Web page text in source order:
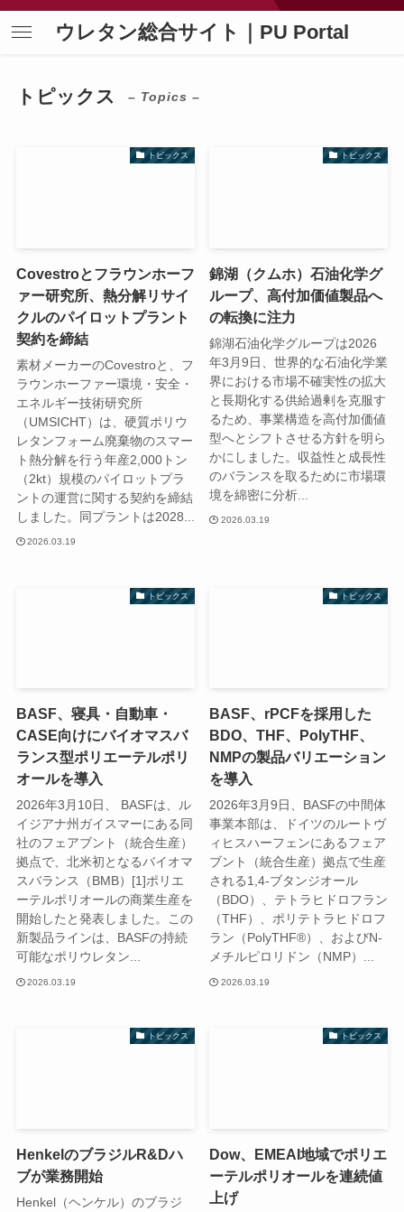
ウレタン総合サイト｜PU Portal
トピックス – Topics –
トピックス
Covestroとフラウンホーフ
ァー研究所、熱分解リサイ
クルのパイロットプラント
契約を締結
素材メーカーのCovestroと、フ
ラウンホーファー環境・安全・
エネルギー技術研究所
（UMSICHT）は、硬質ポリウ
レタンフォーム廃棄物のスマー
ト熱分解を行う年産2,000トン
（2kt）規模のパイロットプラ
ントの運営に関する契約を締結
しました。同プラントは2028...
2026.03.19
トピックス
錦湖（クムホ）石油化学グ
ループ、高付加価値製品へ
の転換に注力
錦湖石油化学グループは2026
年3月9日、世界的な石油化学業
界における市場不確実性の拡大
と長期化する供給過剰を克服す
るため、事業構造を高付加価値
型へとシフトさせる方針を明ら
かにしました。収益性と成長性
のバランスを取るために市場環
境を綿密に分析...
2026.03.19
トピックス
BASF、寝具・自動車・
CASE向けにバイオマスバ
ランス型ポリエーテルポリ
オールを導入
2026年3月10日、 BASFは、ル
イジアナ州ガイスマーにある同
社のフェアブント（統合生産）
拠点で、北米初となるバイオマ
スバランス（BMB）[1]ポリエ
ーテルポリオールの商業生産を
開始したと発表しました。この
新製品ラインは、BASFの持続
可能なポリウレタン...
2026.03.19
トピックス
BASF、rPCFを採用した
BDO、THF、PolyTHF、
NMPの製品バリエーション
を導入
2026年3月9日、BASFの中間体
事業本部は、ドイツのルートヴ
ィヒスハーフェンにあるフェア
ブント（統合生産）拠点で生産
される1,4-ブタンジオール
（BDO）、テトラヒドロフラン
（THF）、ポリテトラヒドロフ
ラン（PolyTHF®）、およびN-
メチルピロリドン（NMP）...
2026.03.19
トピックス
HenkelのブラジルR&Dハ
ブが業務開始
Henkel（ヘンケル）のブラジ
トピックス
Dow、EMEAI地域でポリエ
ーテルポリオールを連続値
上げ